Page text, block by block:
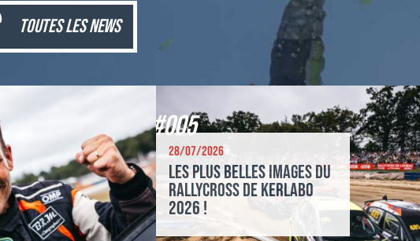
toutes les news
#005
28/07/2026
Les plus belles images du
Rallycross de Kerlabo
2026 !